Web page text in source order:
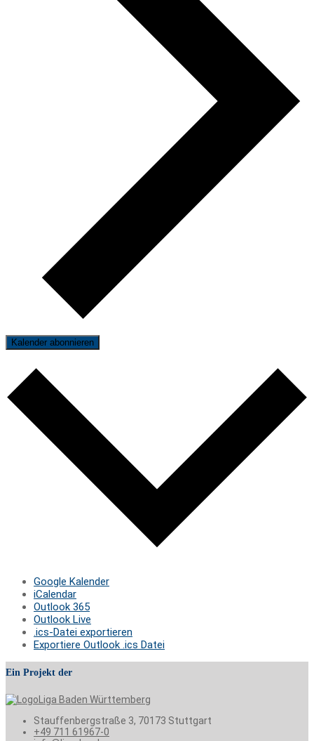
Kalender abonnieren
Google Kalender
iCalendar
Outlook 365
Outlook Live
.ics-Datei exportieren
Exportiere Outlook .ics Datei
Ein Projekt der
Stauffenbergstraße 3, 70173 Stuttgart
+49 711 61967-0